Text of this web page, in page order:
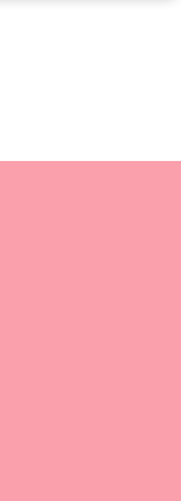
カウント
カウント公式アカウント
んFacebook公式アカウン
ーみんYouTube公式アカ